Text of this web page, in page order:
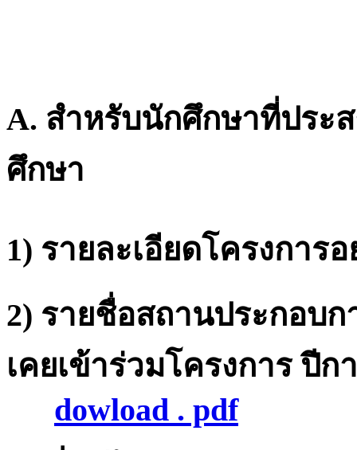
A. สำหรับนักศึกษาที่ประ
ศึกษา
1) รายละเอียดโครงการ
2) รายชื่อสถานประกอบ
เคยเข้าร่วมโครงการ ปีก
dowload . pdf